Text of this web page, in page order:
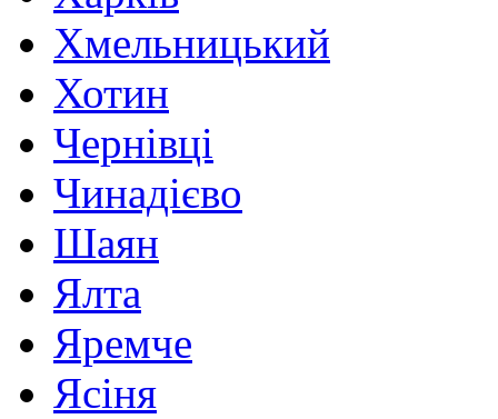
Хмельницький
Хотин
Чернівці
Чинадієво
Шаян
Ялта
Яремче
Ясіня